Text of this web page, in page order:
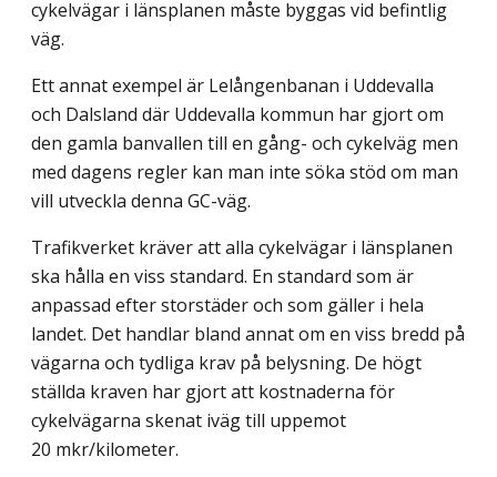
cykelvägar i länsplanen måste byggas vid befintlig
väg.
Ett annat exempel är Lelångenbanan i Uddevalla
och Dalsland där Uddevalla kommun har gjort om
den gamla banvallen till en gång- och cykelväg men
med dagens regler kan man inte söka stöd om man
vill utveckla denna GC-väg.
Trafikverket kräver att alla cykelvägar i länsplanen
ska hålla en viss standard. En standard som är
anpassad efter storstäder och som gäller i hela
landet. Det handlar bland annat om en viss bredd på
vägarna och tydliga krav på belysning. De högt
ställda kraven har gjort att kostnaderna för
cykelvägarna skenat iväg till uppemot
20 mkr/kilometer.